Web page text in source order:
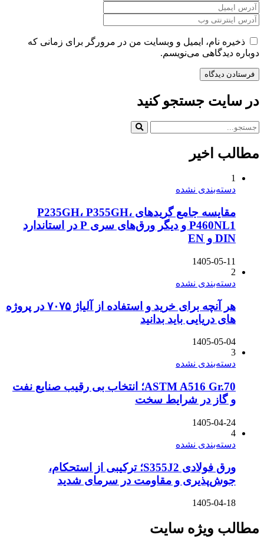
ذخیره نام، ایمیل و وبسایت من در مرورگر برای زمانی که
دوباره دیدگاهی می‌نویسم.
در سایت جستجو کنید
مطالب اخیر
1
دسته‌بندی نشده
مقایسه جامع گریدهای P235GH، P355GH،
P460NL1 و دیگر ورق‌های سری P در استاندارد
DIN و EN
1405-05-11
2
دسته‌بندی نشده
هر آنچه برای خرید و استفاده از آلیاژ ۷۰۷۵ در پروژه
های دریایی باید بدانید
1405-05-04
3
دسته‌بندی نشده
ASTM A516 Gr.70؛ انتخاب بی رقیب صنایع نفت
و گاز در شرایط سخت
1405-04-24
4
دسته‌بندی نشده
ورق فولادی S355J2؛ ترکیبی از استحکام،
جوش‌پذیری و مقاومت در سرمای شدید
1405-04-18
مطالب ویژه سایت